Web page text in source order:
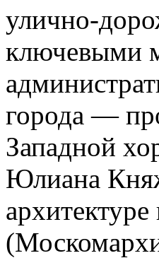
улично-
ключевыми
города —
Западной
Юлиана